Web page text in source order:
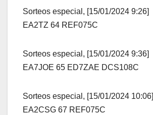
Sorteos especial, [15/01/2024 9:26]
EA2TZ 64 REF075C
Sorteos especial, [15/01/2024 9:36]
EA7JOE 65 ED7ZAE DCS108C
Sorteos especial, [15/01/2024 10:06]
EA2CSG 67 REF075C